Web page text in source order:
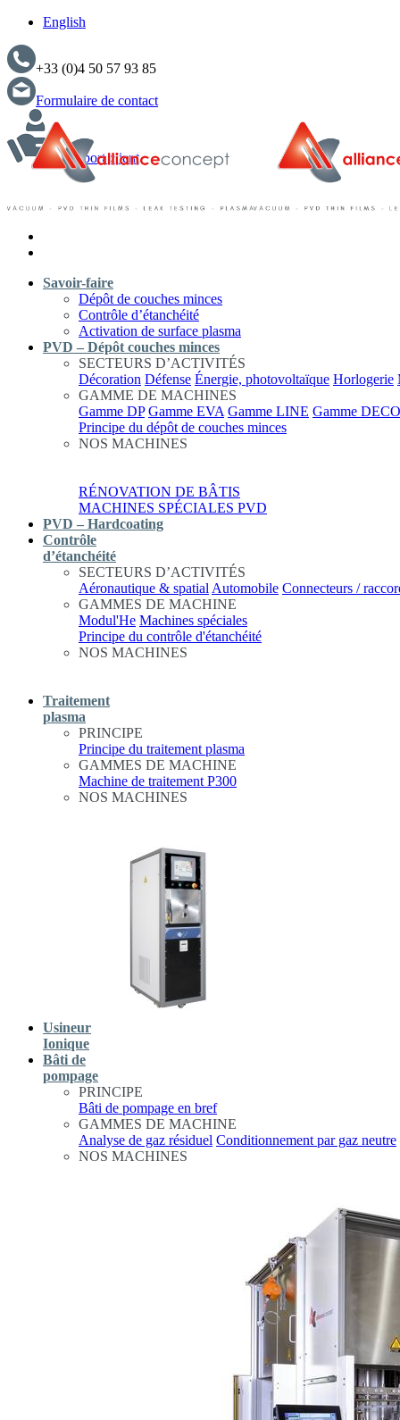
English
+33 (0)4 50 57 93 85
Formulaire de contact
Support client
Savoir-faire
Dépôt de couches minces
Contrôle d’étanchéité
Activation de surface plasma
PVD – Dépôt couches minces
SECTEURS D’ACTIVITÉS
Décoration Défense Énergie, photovoltaïque Horlogerie
GAMME DE MACHINES
Gamme DP Gamme EVA Gamme LINE Gamme
Principe du dépôt de couches minces
NOS MACHINES
RÉNOVATION DE BÂTIS
MACHINES SPÉCIALES PVD
PVD – Hardcoating
Contrôle
d’étanchéité
SECTEURS D’ACTIVITÉS
Aéronautique & spatial Automobile Connecteurs /
GAMMES DE MACHINE
Modul'He Machines spéciales
Principe du contrôle d'étanchéité
NOS MACHINES
Traitement
plasma
PRINCIPE
Principe du traitement plasma
GAMMES DE MACHINE
Machine de traitement P300
NOS MACHINES
Usineur
Ionique
Bâti de
pompage
PRINCIPE
Bâti de pompage en bref
GAMMES DE MACHINE
Analyse de gaz résiduel Conditionnement par gaz neutre
NOS MACHINES